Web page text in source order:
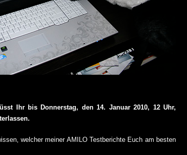
Ihr bis Donnerstag, den 14. Januar 2010, 12 Uhr,
welcher meiner AMILO Testberichte Euch am besten